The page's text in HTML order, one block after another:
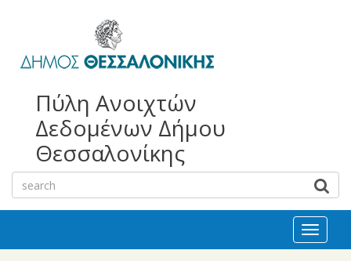
bayan
escort
escort
Πύλη Ανοιχτών
Δεδομένων Δήμου
Θεσσαλονίκης
Toggle